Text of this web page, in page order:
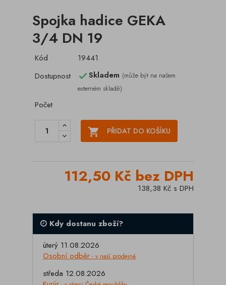
Spojka hadice GEKA
3/4 DN 19
Kód
19441
Dostupnost
Skladem (může být na našem
externém skladě)
Počet
 PŘIDAT DO KOŠÍKU
112,50 Kč bez DPH
138,38 Kč s DPH
Kdy dostanu zboží?
úterý 11.08.2026
Osobní odběr - v naší prodejně
středa 12.08.2026